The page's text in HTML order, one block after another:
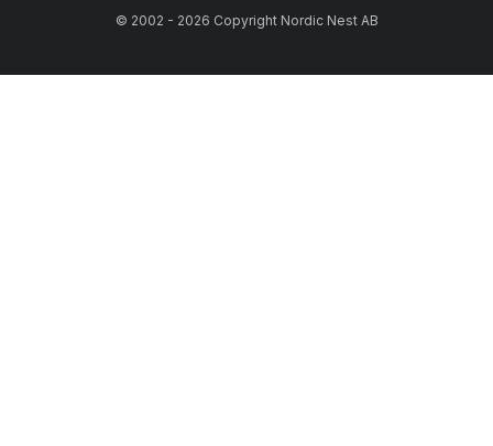
© 2002 - 2026 Copyright Nordic Nest AB